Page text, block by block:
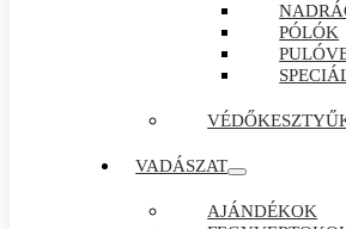
PÓLÓK
VADÁSZAT
AJÁNDÉKOK